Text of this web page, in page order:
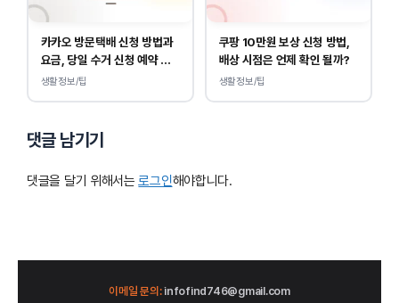
카카오 방문택배 신청 방법과
요금, 당일 수거 신청 예약 안
내
생활정보/팁
쿠팡 10만원 보상 신청 방법,
배상 시점은 언제 확인 될까?
생활정보/팁
댓글 남기기
댓글을 달기 위해서는로그인해야합니다.
이메일 문의:infofind746@gmail.com